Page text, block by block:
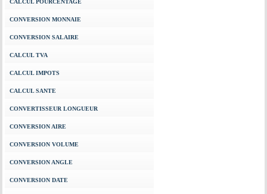
CALCUL POURCENTAGE
CONVERSION MONNAIE
CONVERSION SALAIRE
CALCUL TVA
CALCUL IMPOTS
CALCUL SANTE
CONVERTISSEUR LONGUEUR
CONVERSION AIRE
CONVERSION VOLUME
CONVERSION ANGLE
CONVERSION DATE